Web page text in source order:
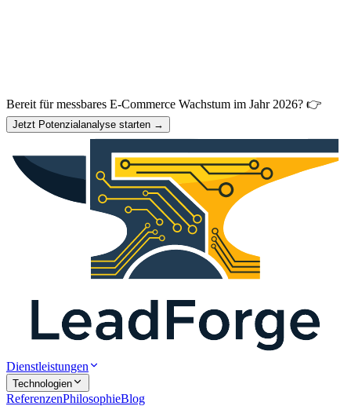
Bereit für messbares E-Commerce Wachstum im Jahr 2026? 👉
Jetzt Potenzialanalyse starten →
Dienstleistungen
Technologien
ReferenzenPhilosophieBlog